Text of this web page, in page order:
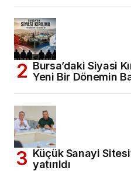
Bursa’daki Siyasi
Yeni Bir Dönemin
Küçük Sanayi
yatırıldı